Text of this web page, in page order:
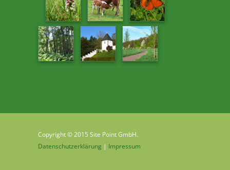
Copyright © 2015 Site Point GmbH.
Datenschutzerklärung | Impressum